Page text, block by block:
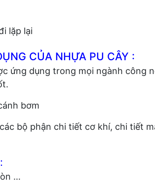
lặp lại
CỦA NHỰA PU CÂY :
ứng dụng trong mọi ngành công
bơm
bộ phận chi tiết cơ khí, chi tiết
…